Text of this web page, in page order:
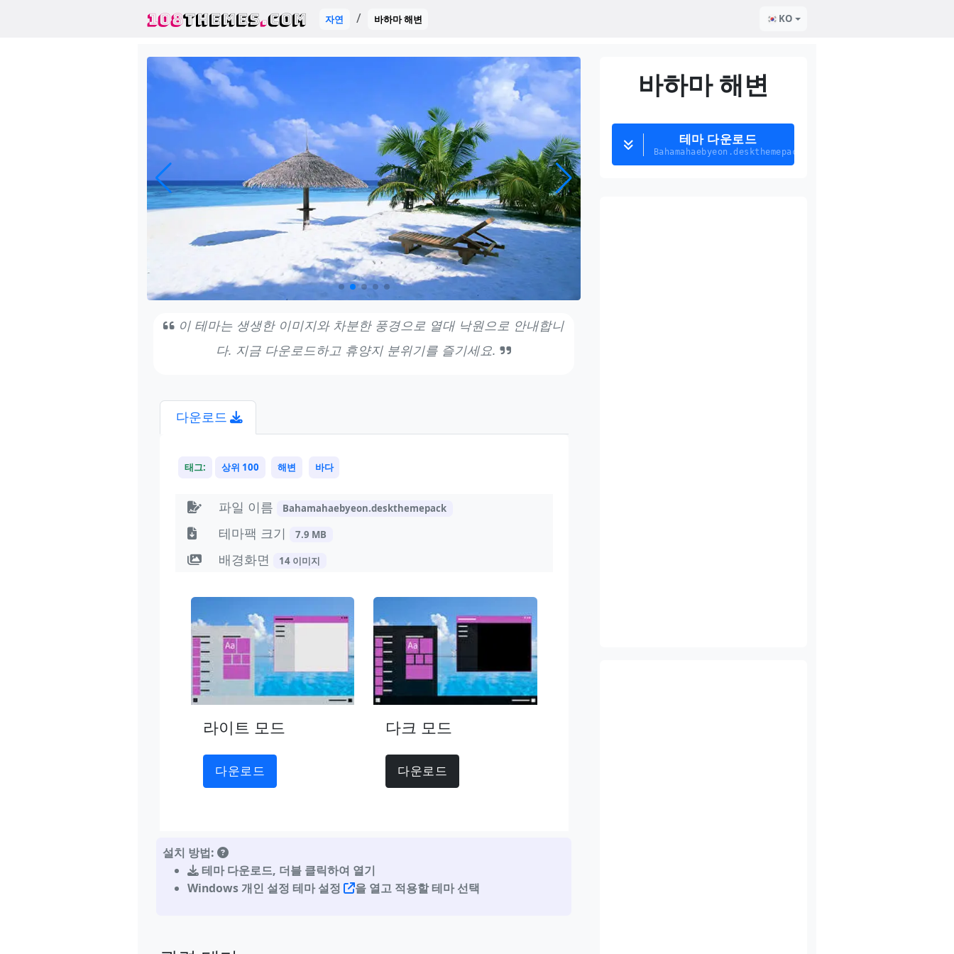
108THEMES.COM 자연 바하마 해변 KO
이 테마는 생생한 이미지와 차분한 풍경으로 열대 낙원으로 안내합니
다. 지금 다운로드하고 휴양지 분위기를 즐기세요.
다운로드
태그: 상위 100 해변 바다
파일 이름 Bahamahaebyeon.deskthemepack
테마팩 크기 7.9 MB
배경화면 14 이미지
라이트 모드
다운로드
다크 모드
다운로드
설치 방법:
테마 다운로드, 더블 클릭하여 열기
Windows 개인 설정 테마 설정
을 열고 적용할 테마 선택
바하마 해변
테마 다운로드
Bahamahaebyeon.deskthemepack